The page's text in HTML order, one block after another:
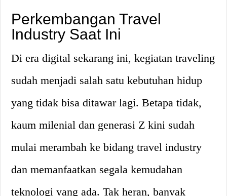
Perkembangan Travel
Industry Saat Ini
Di era digital sekarang ini, kegiatan traveling
sudah menjadi salah satu kebutuhan hidup
yang tidak bisa ditawar lagi. Betapa tidak,
kaum milenial dan generasi Z kini sudah
mulai merambah ke bidang travel industry
dan memanfaatkan segala kemudahan
teknologi yang ada. Tak heran, banyak